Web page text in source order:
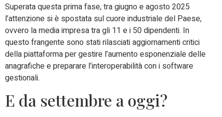
Superata questa prima fase, tra giugno e agosto 2025
l’attenzione si è spostata sul cuore industriale del Paese,
ovvero la media impresa tra gli 11 e i 50 dipendenti. In
questo frangente sono stati rilasciati aggiornamenti critici
della piattaforma per gestire l’aumento esponenziale delle
anagrafiche e preparare l’interoperabilità con i software
gestionali.
E da settembre a oggi?